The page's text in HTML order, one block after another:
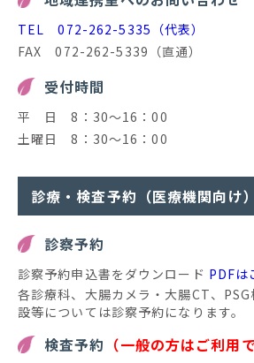
TEL 072-262-5335（代表）
FAX 072-262-5339（直通）
受付時間
平 日 8：30～16：00
土曜日 8：30～16：00
診療・検査予約（医療機関向け）
診察予約
診察予約申込書をダウンロード PDFは
各診療科、大腸カメラ・大腸CT、
設等については診察予約になります。
検査予約 （一般の方はご利用